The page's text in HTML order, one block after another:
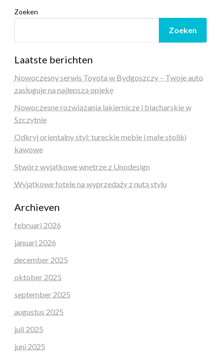
Zoeken
Zoeken
Laatste berichten
Nowoczesny serwis Toyota w Bydgoszczy – Twoje auto
zasługuje na najlepszą opiekę
Nowoczesne rozwiązania lakiernicze i blacharskie w
Szczytnie
Odkryj orientalny styl: tureckie meble i małe stoliki
kawowe
Stwórz wyjątkowe wnętrze z Unodesign
Wyjątkowe fotele na wyprzedaży z nutą stylu
Archieven
februari 2026
januari 2026
december 2025
oktober 2025
september 2025
augustus 2025
juli 2025
juni 2025